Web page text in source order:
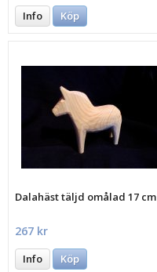
Info Köp
Dalahäst täljd omålad 17 cm
267 kr
Info Köp